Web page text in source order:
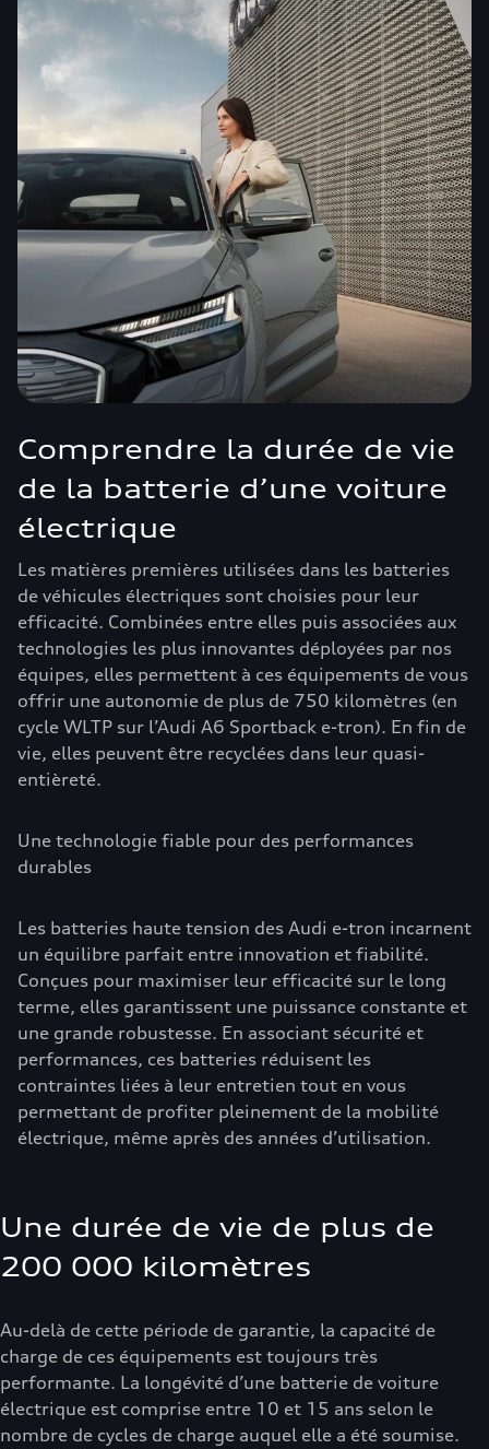
Comprendre la durée de vie
de la batterie d’une voiture
électrique
Les matières premières utilisées dans les batteries
de véhicules électriques sont choisies pour leur
efficacité. Combinées entre elles puis associées aux
technologies les plus innovantes déployées par nos
équipes, elles permettent à ces équipements de vous
offrir une autonomie de plus de 750 kilomètres (en
cycle WLTP sur l’Audi A6 Sportback e-tron). En fin de
vie, elles peuvent être recyclées dans leur quasi-
entièreté.
Une technologie fiable pour des performances
durables
Les batteries haute tension des Audi e-tron incarnent
un équilibre parfait entre innovation et fiabilité.
Conçues pour maximiser leur efficacité sur le long
terme, elles garantissent une puissance constante et
une grande robustesse. En associant sécurité et
performances, ces batteries réduisent les
contraintes liées à leur entretien tout en vous
permettant de profiter pleinement de la mobilité
électrique, même après des années d’utilisation.
Une durée de vie de plus de
200 000 kilomètres
Au-delà de cette période de garantie, la capacité de
charge de ces équipements est toujours très
performante. La longévité d’une batterie de voiture
électrique est comprise entre 10 et 15 ans selon le
nombre de cycles de charge auquel elle a été soumise.